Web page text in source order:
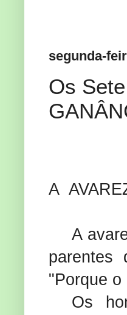
segunda-
Os
A
A
parentes
"Porque
Os